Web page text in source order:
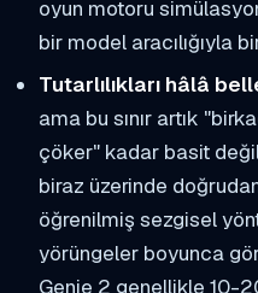
oyun motoru
bir model aracılığıyla
Tutarlılıkları hâlâ
ama bu sınır artık
çöker" kadar basit
biraz üzerinde
öğrenilmiş sezgisel
yörüngeler boyunca
Genie 2 genellikle 10-